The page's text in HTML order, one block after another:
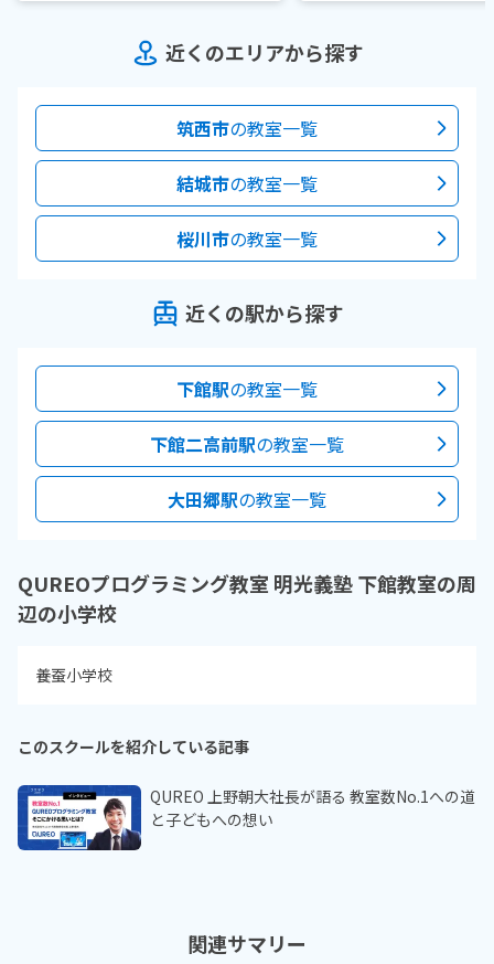
近くのエリアから探す
筑西市の教室一覧
結城市の教室一覧
桜川市の教室一覧
近くの駅から探す
下館駅の教室一覧
下館二高前駅の教室一覧
大田郷駅の教室一覧
QUREOプログラミング教室 明光義塾 下館教室の周
辺の小学校
養蚕小学校
このスクールを紹介している記事
QUREO 上野朝大社長が語る 教室数No.1への道
と子どもへの想い
関連サマリー